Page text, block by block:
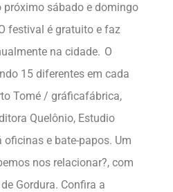
próximo sábado e domingo
festival é gratuito e faz
na cidade. O
15 diferentes em cada
Tomé / gráficafábrica,
Quelônio, Estudio
oficinas e bate-papos. Um
nos relacionar?, com
Gordura. Confira a